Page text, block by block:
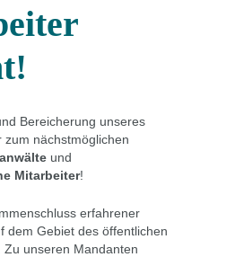
Bereicherung unseres
zum nächstmöglichen
und
Mitarbeiter!
erfahrener
dem Gebiet des öffentlichen
Zu unseren Mandanten